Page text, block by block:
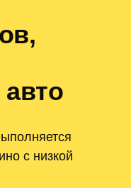
с низкой